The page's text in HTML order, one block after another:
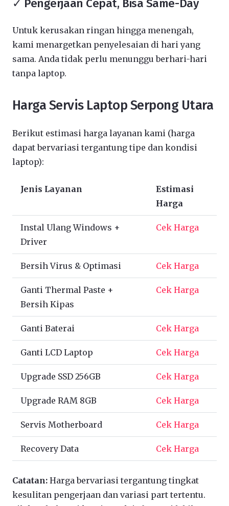
✓ Pengerjaan Cepat, Bisa Same-Day
Untuk kerusakan ringan hingga menengah,
kami menargetkan penyelesaian di hari yang
sama. Anda tidak perlu menunggu berhari-hari
tanpa laptop.
Harga Servis Laptop Serpong Utara
Berikut estimasi harga layanan kami (harga
dapat bervariasi tergantung tipe dan kondisi
laptop):
Jenis Layanan
Estimasi
Harga
Instal Ulang Windows +
Driver
Cek Harga
Bersih Virus & Optimasi Cek Harga
Ganti Thermal Paste +
Bersih Kipas
Cek Harga
Ganti Baterai Cek Harga
Ganti LCD Laptop Cek Harga
Upgrade SSD 256GB Cek Harga
Upgrade RAM 8GB Cek Harga
Servis Motherboard Cek Harga
Recovery Data Cek Harga
Catatan: Harga bervariasi tergantung tingkat
kesulitan pengerjaan dan variasi part tertentu.